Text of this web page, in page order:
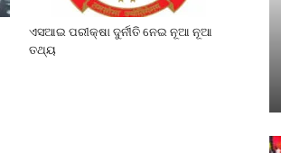
ଏସଆଇ ପରୀକ୍ଷା ଦୁର୍ନୀତି ନେଇ ନୂଆ ନୂଆ
ତଥ୍ୟ